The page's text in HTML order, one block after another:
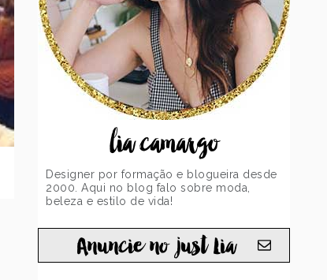
lia camargo
Designer por formação e blogueira desde
2000. Aqui no blog falo sobre moda,
beleza e estilo de vida!
Anuncie no just Lia